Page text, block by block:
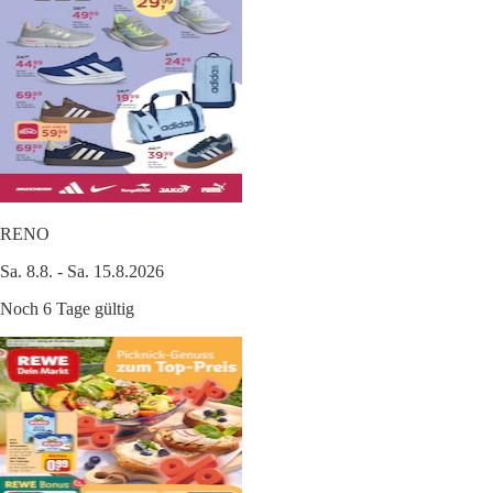
RENO
Sa. 8.8. - Sa. 15.8.2026
Noch 6 Tage gültig